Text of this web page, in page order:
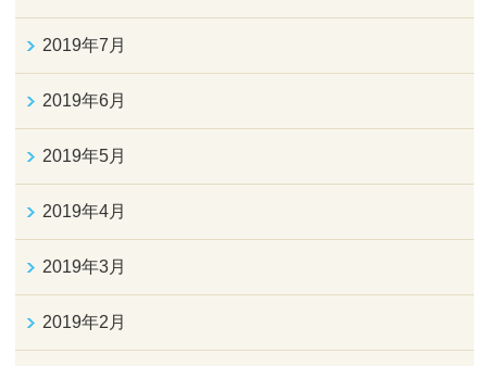
2019年7月
2019年6月
2019年5月
2019年4月
2019年3月
2019年2月